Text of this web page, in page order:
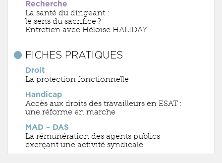
Recherche
La santé du dirigeant :
le sens du sacrifice ?
Entretien avec Héloïse HALIDAY
FICHES PRATIQUES
Droit
La protection fonctionnelle
Handicap
Accès aux droits des travailleurs en ESAT :
une réforme en marche
MAD – DAS
La rémunération des agents publics
exerçant une activité syndicale